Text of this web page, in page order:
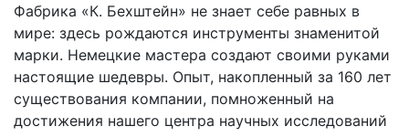
Фабрика «К. Бехштейн» не знает себе равных в
мире: здесь рождаются инструменты знаменитой
марки. Немецкие мастера создают своими руками
настоящие шедевры. Опыт, накопленный за 160 лет
существования компании, помноженный на
достижения нашего центра научных исследований